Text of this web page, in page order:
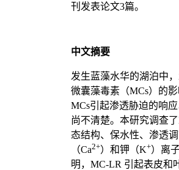
刊发表论文3篇。
中文摘要
发生蓝藻水华的湖泊中
微囊藻毒素（MCs）的
MCs引起渗透胁迫的响
尚不清楚。本研究调查
态结构、保水性、渗透
（Ca2+）和钾（K+）离
明，MC-LR 引起表皮和